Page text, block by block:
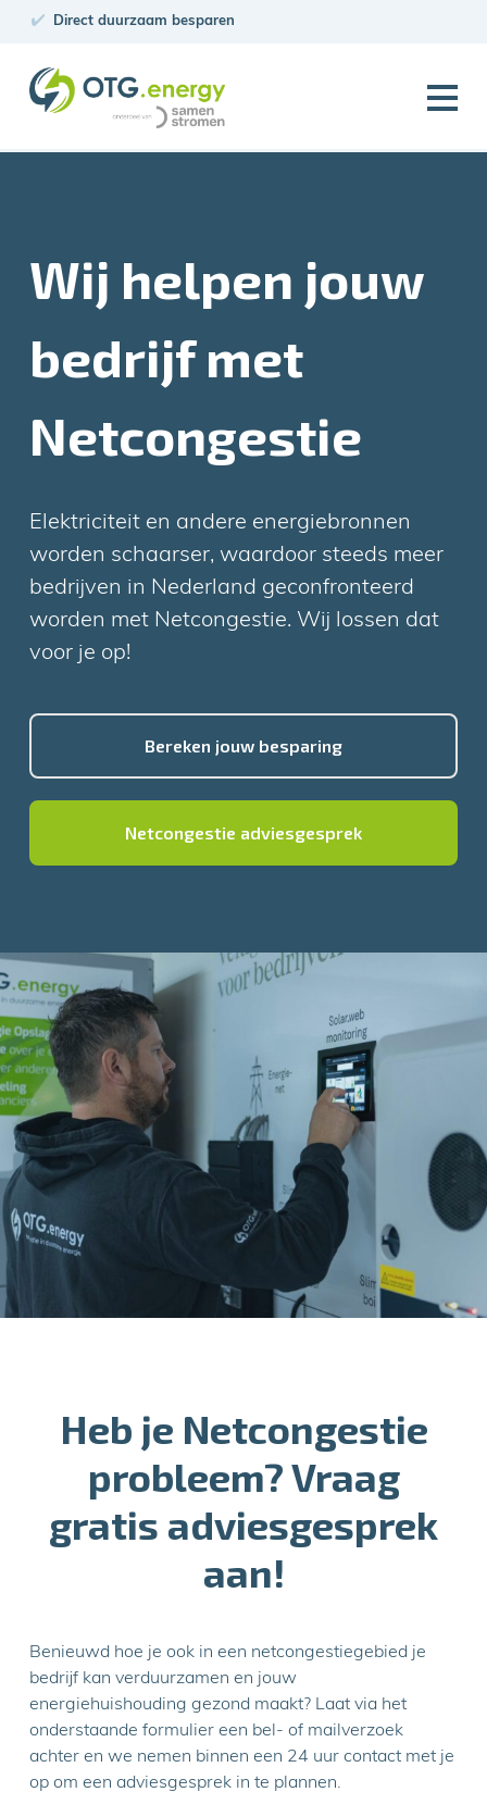
Direct duurzaam besparen
Wij helpen jouw
bedrijf met
Netcongestie
Elektriciteit en andere energiebronnen
worden schaarser, waardoor steeds meer
bedrijven in Nederland geconfronteerd
worden met Netcongestie. Wij lossen dat
voor je op!
Bereken jouw besparing
Netcongestie adviesgesprek
Heb je Netcongestie
probleem? Vraag
gratis adviesgesprek
aan!
Benieuwd hoe je ook in een netcongestiegebied je
bedrijf kan verduurzamen en jouw
energiehuishouding gezond maakt? Laat via het
onderstaande formulier een bel- of mailverzoek
achter en we nemen binnen een 24 uur contact met je
op om een adviesgesprek in te plannen.